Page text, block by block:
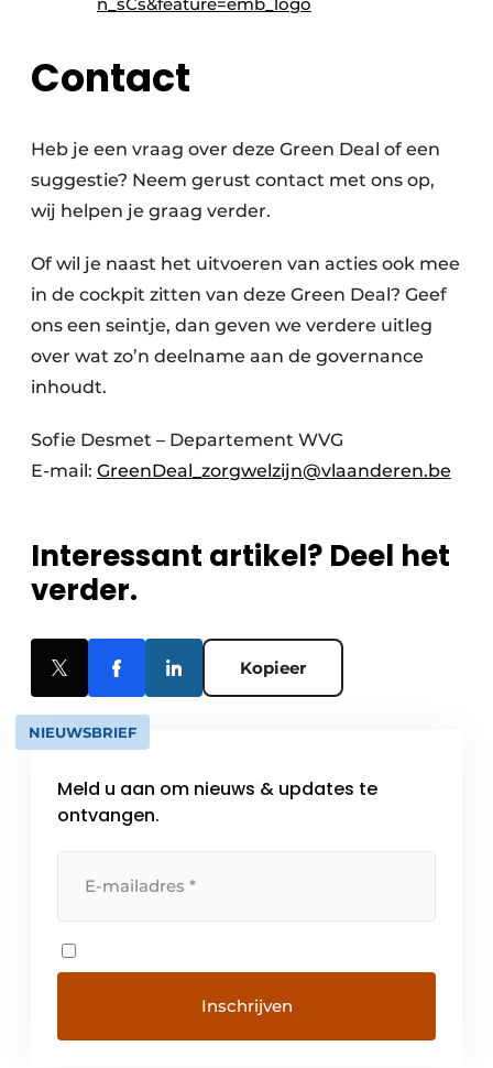
Contact
Heb je een vraag over deze Green Deal of een
suggestie? Neem gerust contact met ons op,
wij helpen je graag verder.
Of wil je naast het uitvoeren van acties ook mee
in de cockpit zitten van deze Green Deal? Geef
ons een seintje, dan geven we verdere uitleg
over wat zo’n deelname aan de governance
inhoudt.
Sofie Desmet – Departement WVG
E-mail: GreenDeal_zorgwelzijn@vlaanderen.be
Interessant artikel? Deel het
verder.
Kopieer
NIEUWSBRIEF
Meld u aan om nieuws & updates te
ontvangen.